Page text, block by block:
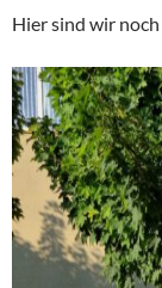
Hier sind wir